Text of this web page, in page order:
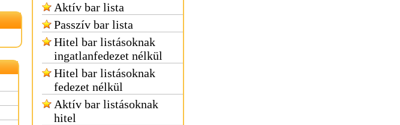
Aktív bar lista
Passzív bar lista
Hitel bar listásoknak
ingatlanfedezet nélkül
Hitel bar listásoknak
fedezet nélkül
Aktív bar listásoknak
hitel